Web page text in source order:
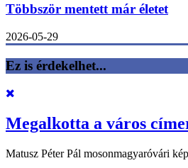
Többször mentett már életet
2026-05-29
Ez is érdekelhet...
Megalkotta a város
Matusz Péter Pál mosonmagyaróvári